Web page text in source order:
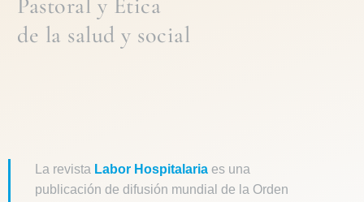
Pastoral y Ética
de la salud y social
La revista Labor Hospitalaria es una
publicación de difusión mundial de la Orden